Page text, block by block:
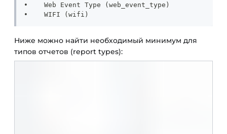
•    Web Event Type (web_event_type)
•    WIFI (wifi)
Ниже можно найти необходимый минимум для
типов отчетов (report types):